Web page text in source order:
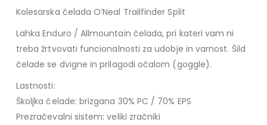
Kolesarska čelada O’Neal Trailfinder Split
Lahka Enduro / Allmountain čelada, pri kateri vam ni
treba žrtvovati funcionalnosti za udobje in varnost. Šild
čelade se dvigne in prilagodi očalom (goggle).
Lastnosti:
Školjka čelade: brizgana 30% PC / 70% EPS
Prezračevalni sistem: veliki zračniki